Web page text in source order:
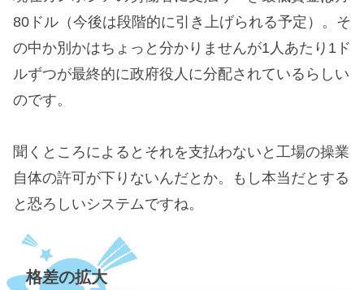
80ドル（今後は段階的に引き上げられる予定）。そ
の中か別かはちょっと分かりませんが1人あたり1ド
ルずつが最終的に政府役人に分配されているらしい
のです。
聞くところによるとそれを支払わないと工場の操業
自体の許可が下りないんだとか。もし本当だとする
と恐ろしいシステムですね。
格差の拡大